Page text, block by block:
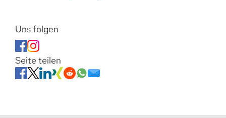
Uns folgen
Seite teilen